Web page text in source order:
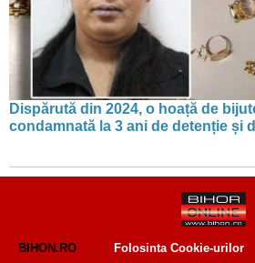
Dispărută din 2024, o hoață de
condamnată la 3 ani de detenție și
BIHON.RO Folosinta Cookie-urilor